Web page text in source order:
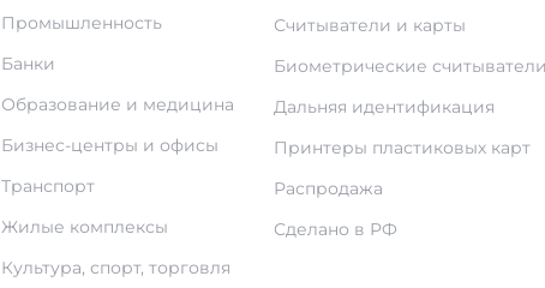
Промышленность
Банки
Образование и медицина
Бизнес-центры и офисы
Транспорт
Жилые комплексы
Культура, спорт, торговля
Считыватели и карты
Биометрические считыватели
Дальняя идентификация
Принтеры пластиковых карт
Распродажа
Сделано в РФ